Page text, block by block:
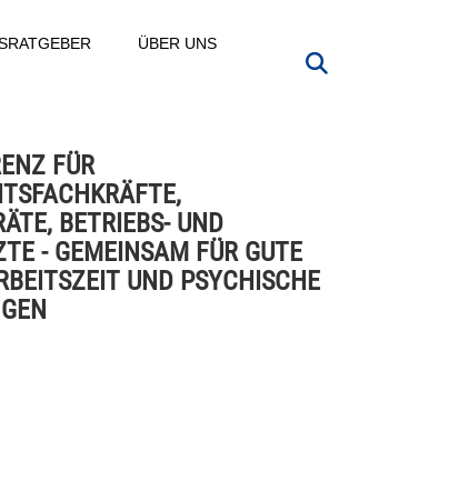
ÜBER UNS
FÜR
BETRIEBS- UND
- GEMEINSAM FÜR GUTE
UND PSYCHISCHE